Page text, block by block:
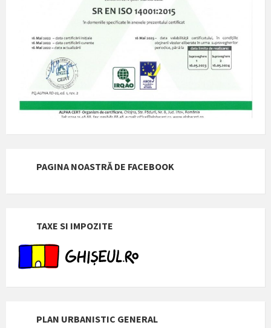
PAGINA NOASTRĂ DE FACEBOOK
TAXE SI IMPOZITE
PLAN URBANISTIC GENERAL